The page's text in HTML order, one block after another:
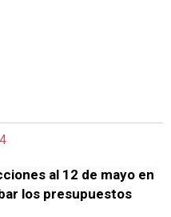
al 12 de mayo en
los presupuestos